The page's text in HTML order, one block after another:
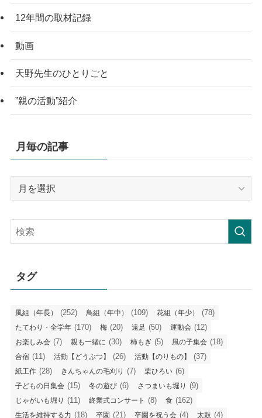
12年間の取材記録
動画
天野先生のひとりごと
”親の活動”紹介
月毎の記事
記
事
タグ
風組（年長） (252) 鳥組（年中） (109) 花組（年少） (78)
たてわり・全学年 (170) 梅 (20) 遠足 (50) 運動会 (12)
お楽しみ会 (7) 親も一緒に (30) 柿もぎ (5) 風の子集会 (18)
合宿 (11) 活動【どうぶつ】 (26) 活動【のりもの】 (37)
紙工作 (28) きんちゃんの毛刈り (7) 栗ひろい (6)
子どもの日集会 (15) 冬の遊び (6) さつまいも堀り (9)
じゃがいも堀り (11) 終業式コンサート (8) 食 (162)
生活を維持する力 (18) 卒園 (21) 卒園を祝う会 (4) 太鼓 (4)